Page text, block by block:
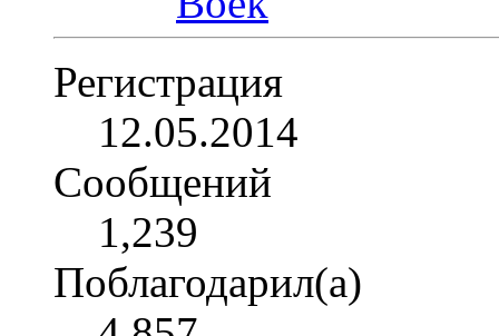
Регистрация
12.05.2014
Сообщений
1,239
Поблагодарил(а)